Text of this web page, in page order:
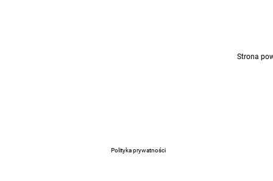
Strona
Polityka prywatności